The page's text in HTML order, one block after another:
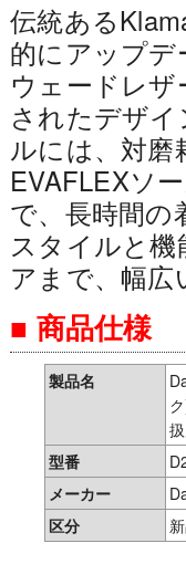
伝統ある
的にアップ
ウェードレ
されたデザ
ルには、対磨
EVAFLEXソ
で、長時間の
スタイルと
アまで、幅
■ 商品仕様
製品名
型番
メーカー
区分